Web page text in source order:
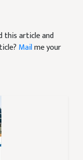
this article and
Mailme your